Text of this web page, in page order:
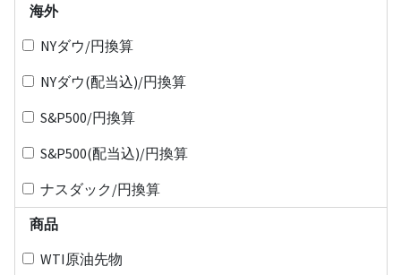
海外
NYダウ/円換算
NYダウ(配当込)/円換算
S&P500/円換算
S&P500(配当込)/円換算
ナスダック/円換算
商品
WTI原油先物